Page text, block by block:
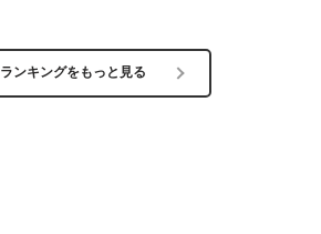
ランキングをもっと見る